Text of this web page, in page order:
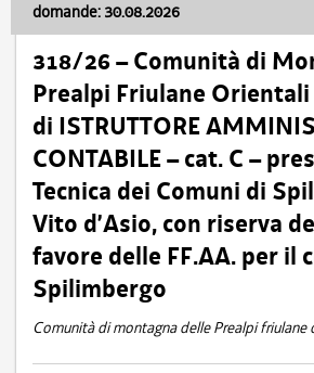
domande: 30.08.2026
318/26 – Comunità di
Prealpi Friulane Orientali
di ISTRUTTORE
CONTABILE – cat. C –
Tecnica dei Comuni di
Vito d’Asio, con riserva
favore delle FF.AA. per il
Spilimbergo
Comunità di montagna delle Prealpi friulane